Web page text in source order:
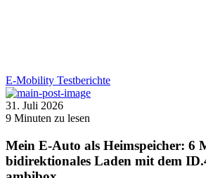
E-Mobility Testberichte
31. Juli 2026
9 Minuten zu lesen
Mein E-Auto als Heimspeicher: 6
bidirektionales Laden mit dem